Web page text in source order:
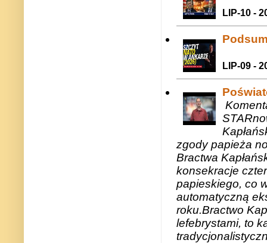
LIP-10 -
LIP-09 -
zgody papieża
Bractwa
konsekracje
papieskiego, co
automatyczną
roku.Bractwo
lefebrystami, to